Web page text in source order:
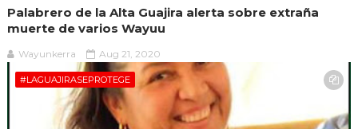
Palabrero de la Alta Guajira alerta sobre extraña
muerte de varios Wayuu
Wayunkerra Aug 21, 2020
#LAGUAJIRASEPROTEGE